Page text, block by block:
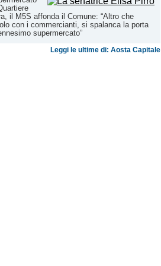
il M5S affonda il Comune: “Altro che
con i commercianti, si spalanca la porta
supermercato”
Leggi le ultime di: Aosta Capitale